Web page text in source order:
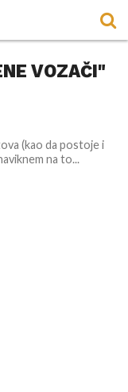
VOZAČI"
(kao da postoje i
na to...